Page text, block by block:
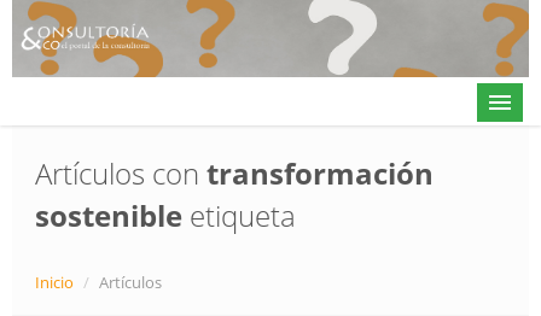
Actualidad
Artículos con transformación
sostenible etiqueta
Inicio / Artículos